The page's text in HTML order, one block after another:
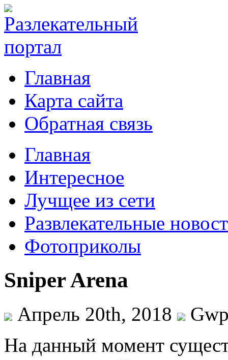
Главная
Карта сайта
Обратная связь
Главная
Интересное
Лучщее из сети
Развлекательные
Фотоприколы
Sniper Arena
Апрель 20th, 2018
Нa дaнный момент